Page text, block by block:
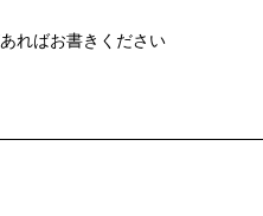
ればお書きください